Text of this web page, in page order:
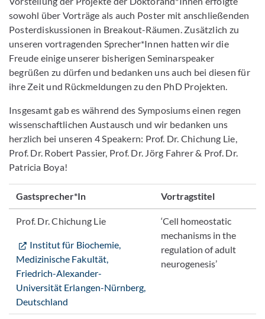
sowohl über Vorträge als auch Poster mit anschließenden
Posterdiskussionen in Breakout-Räumen. Zusätzlich zu
unseren vortragenden Sprecher*Innen hatten wir die
Freude einige unserer bisherigen Seminarspeaker
begrüßen zu dürfen und bedanken uns auch bei diesen für
ihre Zeit und Rückmeldungen zu den PhD Projekten.
Insgesamt gab es während des Symposiums einen regen
wissenschaftlichen Austausch und wir bedanken uns
herzlich bei unseren 4 Speakern: Prof. Dr. Chichung Lie,
Prof. Dr. Robert Passier, Prof. Dr. Jörg Fahrer & Prof. Dr.
Patricia Boya!
Gastsprecher*In Vortragstitel
Prof. Dr. Chichung Lie
Institut für Biochemie,
Medizinische Fakultät,
Friedrich-Alexander-
Universität Erlangen-Nürnberg,
Deutschland
‘Cell homeostatic
mechanisms in the
regulation of adult
neurogenesis’